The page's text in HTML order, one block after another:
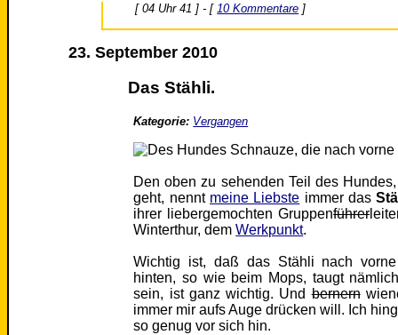
[ 04 Uhr 41 ] - [ 10 Kommentare ]
23. September 2010
Das Stähli.
Kategorie: Vergangen
Den oben zu sehenden Teil des
geht, nennt meine Liebste immer das
ihrer liebergemochten Gruppenführer
Winterthur, demWerkpunkt.
Wichtig ist, daß das Stähli nach
hinten, so wie beim Mops, taugt
sein, ist ganz wichtig. Undbernern
immer mir aufs Auge drücken will. Ich
so genug vor sich hin.